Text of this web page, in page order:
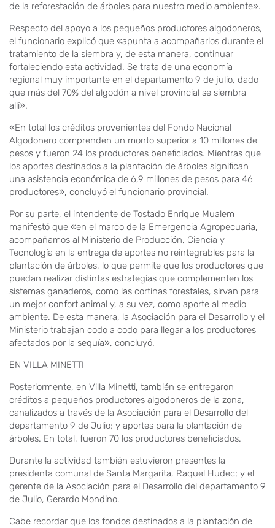
de la reforestación de árboles para nuestro medio ambiente».
Respecto del apoyo a los pequeños productores algodoneros,
el funcionario explicó que «apunta a acompañarlos durante el
tratamiento de la siembra y, de esta manera, continuar
fortaleciendo esta actividad. Se trata de una economía
regional muy importante en el departamento 9 de julio, dado
que más del 70% del algodón a nivel provincial se siembra
allí».
«En total los créditos provenientes del Fondo Nacional
Algodonero comprenden un monto superior a 10 millones de
pesos y fueron 24 los productores beneficiados. Mientras que
los aportes destinados a la plantación de árboles significan
una asistencia económica de 6,9 millones de pesos para 46
productores», concluyó el funcionario provincial.
Por su parte, el intendente de Tostado Enrique Mualem
manifestó que «en el marco de la Emergencia Agropecuaria,
acompañamos al Ministerio de Producción, Ciencia y
Tecnología en la entrega de aportes no reintegrables para la
plantación de árboles, lo que permite que los productores que
puedan realizar distintas estrategias que complementen los
sistemas ganaderos, como las cortinas forestales, sirvan para
un mejor confort animal y, a su vez, como aporte al medio
ambiente. De esta manera, la Asociación para el Desarrollo y el
Ministerio trabajan codo a codo para llegar a los productores
afectados por la sequía», concluyó.
EN VILLA MINETTI
Posteriormente, en Villa Minetti, también se entregaron
créditos a pequeños productores algodoneros de la zona,
canalizados a través de la Asociación para el Desarrollo del
departamento 9 de Julio; y aportes para la plantación de
árboles. En total, fueron 70 los productores beneficiados.
Durante la actividad también estuvieron presentes la
presidenta comunal de Santa Margarita, Raquel Hudec; y el
gerente de la Asociación para el Desarrollo del departamento 9
de Julio, Gerardo Mondino.
Cabe recordar que los fondos destinados a la plantación de